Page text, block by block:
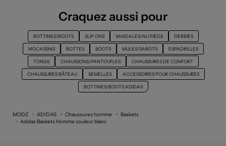
Craquez aussi pour
BOTTINES/BOOTS SLIP ONS SANDALES/NU PIEDS DERBIES
MOCASSINS BOTTES BOOTS MULES/SABOTS ESPADRILLES
TONGS CHAUSSONS/PANTOUFLES CHAUSSURES DE CONFORT
CHAUSSURES BÂTEAU SEMELLES ACCESSOIRES POUR CHAUSSURES
BOTTINES/BOOTS ADIDAS
MODZ ADIDAS Chaussures homme
Baskets
Adidas Baskets Homme couleur blanc